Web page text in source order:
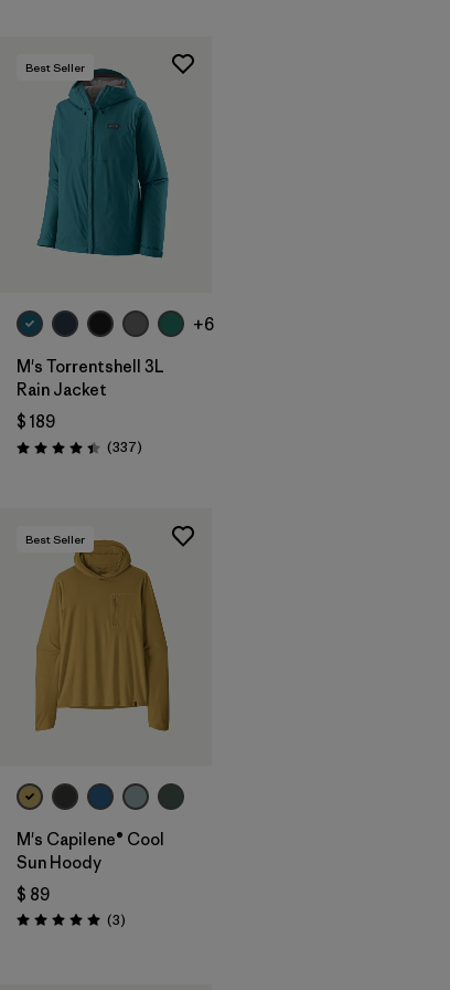
Best Seller
+6
M's Torrentshell 3L
Rain Jacket
$ 189
Valoración: 4.4 / 5
(337Comentarios
)
Best Seller
M's Capilene® Cool
Sun Hoody
$ 89
Valoración: 5.0 / 5
(3Comentarios
)